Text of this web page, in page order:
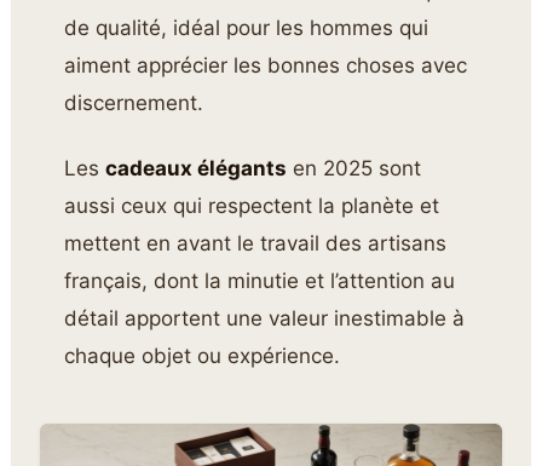
de qualité, idéal pour les hommes qui
aiment apprécier les bonnes choses avec
discernement.
Lescadeaux élégants en 2025 sont
aussi ceux qui respectent la planète et
mettent en avant le travail des artisans
français, dont la minutie et l’attention au
détail apportent une valeur inestimable à
chaque objet ou expérience.